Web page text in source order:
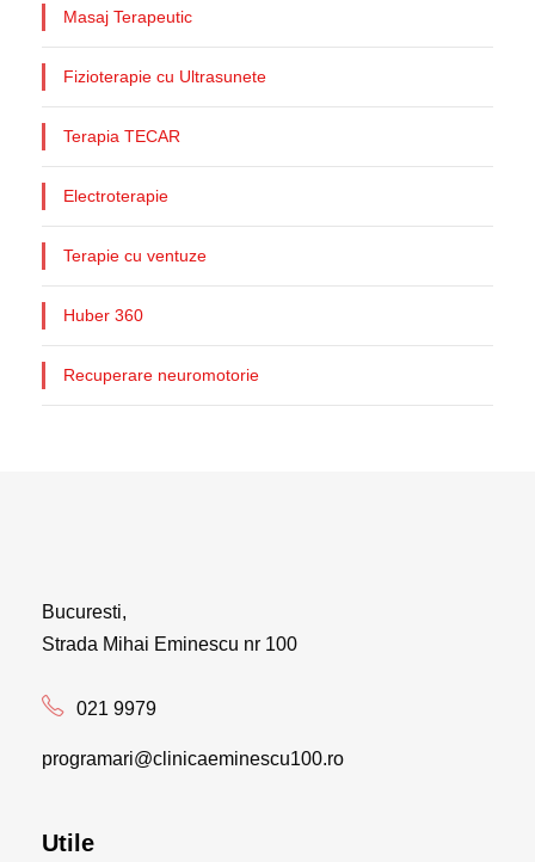
Masaj Terapeutic
Fizioterapie cu Ultrasunete
Terapia TECAR
Electroterapie
Terapie cu ventuze
Huber 360
Recuperare neuromotorie
Bucuresti,
Strada Mihai Eminescu nr 100
021 9979
programari@clinicaeminescu100.ro
Utile